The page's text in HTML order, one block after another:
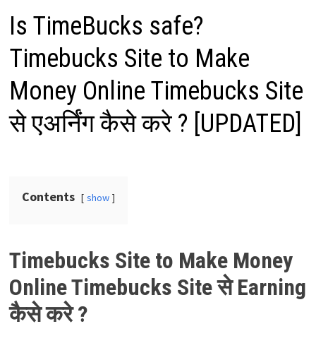
Is TimeBucks safe?
Timebucks Site to Make
Money Online Timebucks Site
से एअर्निंग कैसे करे ? [UPDATED]
Contents show
Timebucks Site to Make Money
Online Timebucks Site से Earning
कैसे करे ?